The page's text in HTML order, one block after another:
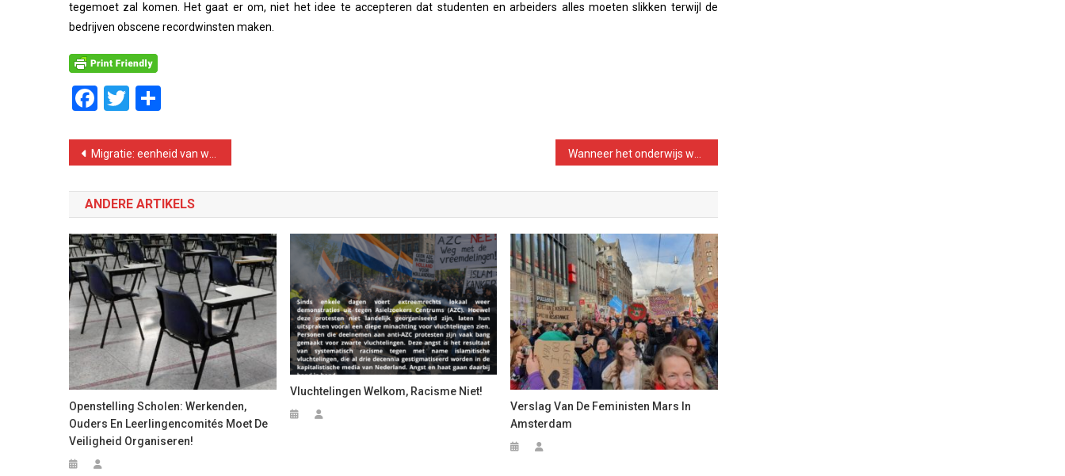
tegemoet zal komen. Het gaat er om, niet het idee te accepteren dat studenten en arbeiders alles moeten slikken terwijl de
bedrijven obscene recordwinsten maken.
Facebook
Twitter
Bericht
navigatie
Migratie: eenheid van werkenden en armen nodig in strijd voor ander systeem Wanneer het onderwijs wordt aangevallen – bezet, vecht terug!
ANDERE ARTIKELS
Openstelling Scholen: Werkenden,
Ouders En Leerlingencomités Moet De
Veiligheid Organiseren!
Vluchtelingen Welkom, Racisme Niet!
Verslag Van De Feministen Mars In
Amsterdam